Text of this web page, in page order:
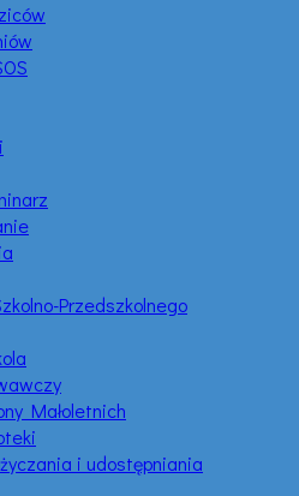
Przedszkolnego
Małoletnich
i udostępniania